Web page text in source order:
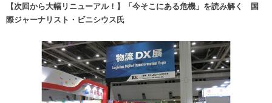
【次回から大幅リニューアル！】「今そこにある危機」を読み解く 国
際ジャーナリスト・ビニシウス氏